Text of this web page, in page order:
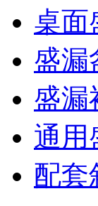
桌面
盛漏
盛漏
通用
配套